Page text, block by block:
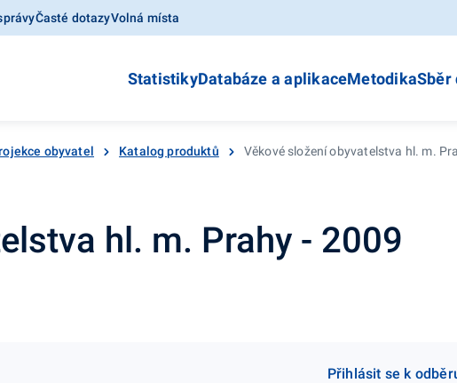
Časté dotazyVolná místa
StatistikyDatabáze a aplikaceMetodikaSběr
obyvatel Katalog produktů Věkové složení obyvatelstva hl. m.
hl. m. Prahy - 2009
Přihlásit se k